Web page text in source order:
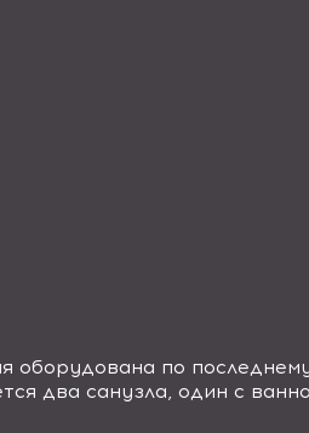
оборудована по
два санузла, один с